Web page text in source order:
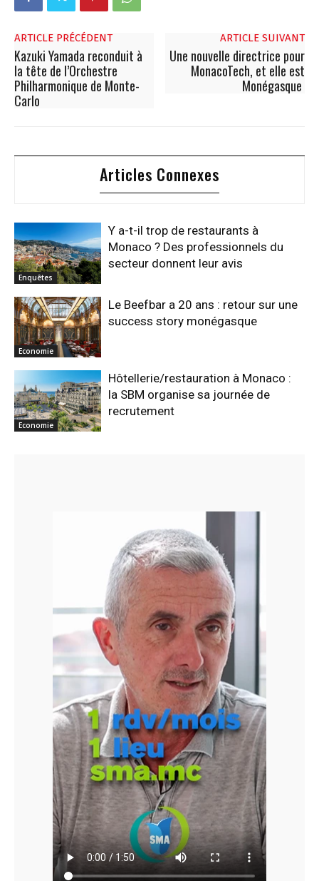
ARTICLE PRÉCÉDENT
Kazuki Yamada reconduit à
la tête de l’Orchestre
Philharmonique de Monte-
Carlo
ARTICLE SUIVANT
Une nouvelle directrice pour
MonacoTech, et elle est
Monégasque
Articles Connexes
Enquêtes
Y a-t-il trop de restaurants à
Monaco ? Des professionnels du
secteur donnent leur avis
Economie
Le Beefbar a 20 ans : retour sur une
success story monégasque
Economie
Hôtellerie/restauration à Monaco :
la SBM organise sa journée de
recrutement